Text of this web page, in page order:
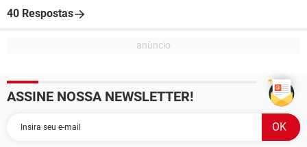
40 Respostas
ASSINE NOSSA NEWSLETTER!